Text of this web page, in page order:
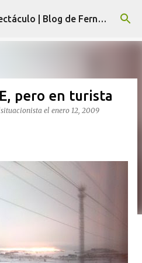
principal la situación del espectáculo | Blog de Fernando Díaz
pero en turista
el enero 12, 2009